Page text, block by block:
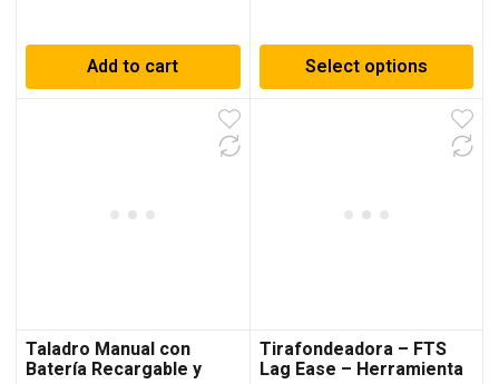
Add to cart
Select options
Taladro Manual con
Batería Recargable y
Tirafondeadora – FTS
Lag Ease – Herramienta